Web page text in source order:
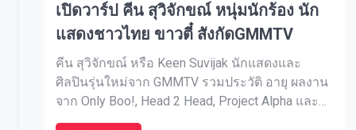
เปิดวาร์ป คีน สุวิจักขณ์ หนุ่มนักร้อง นัก
แสดงชาวไทย ขาวตี๋ สังกัดGMMTV
คีน สุวิจักขณ์ หรือ Keen Suvijak นักแสดงและ
ศิลปินรุ่นใหม่จาก GMMTV รวมประวัติ อายุ ผลงาน
จาก Only Boo!, Head 2 Head, Project Alpha และ
CLO’VER อัปเดต 2569